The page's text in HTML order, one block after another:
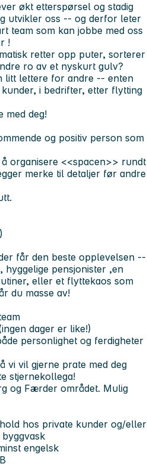
økt etterspørsel og stadig
utvikler oss -- og derfor leter
team som kan jobbe med oss
!
retter opp puter, sorterer
ro av et nyskurt gulv?
litt lettere for andre -- enten
i bedrifter, etter flytting
med deg!
og positiv person som
organisere <<spacen>> rundt
merke til detaljer før andre
får den beste opplevelsen --
pensjonister ,en
eller et flyttekaos som
du masse av!
dager er like!)
personlighet og ferdigheter
vi vil gjerne prate med deg
stjernekollega!
og Færder området. Mulig
hos private kunder og/eller
engelsk